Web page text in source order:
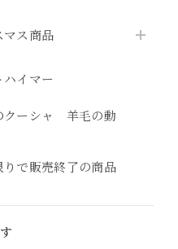
マス商品
ハイマー
クーシャ 羊毛の動
りで販売終了の商品